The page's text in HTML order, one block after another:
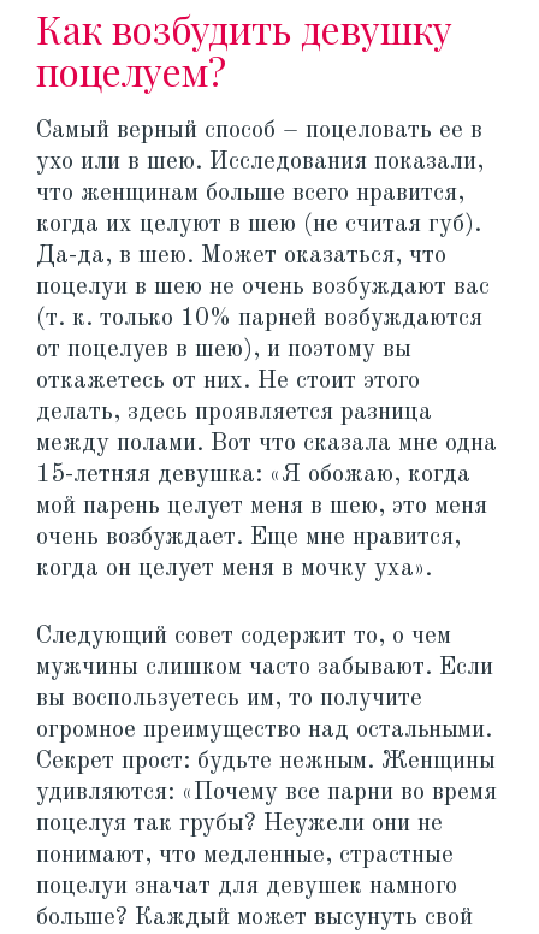
Как возбудить девушку
поцелуем?
Самый верный способ – поцеловать ее в
ухо или в шею. Исследования показали,
что женщинам больше всего нравится,
когда их целуют в шею (не считая губ).
Да-да, в шею. Может оказаться, что
поцелуи в шею не очень возбуждают вас
(т. к. только 10% парней возбуждаются
от поцелуев в шею), и поэтому вы
откажетесь от них. Не стоит этого
делать, здесь проявляется разница
между полами. Вот что сказала мне одна
15-летняя девушка: «Я обожаю, когда
мой парень целует меня в шею, это меня
очень возбуждает. Еще мне нравится,
когда он целует меня в мочку уха».
Следующий совет содержит то, о чем
мужчины слишком часто забывают. Если
вы воспользуетесь им, то получите
огромное преимущество над остальными.
Секрет прост: будьте нежным. Женщины
удивляются: «Почему все парни во время
поцелуя так грубы? Неужели они не
понимают, что медленные, страстные
поцелуи значат для девушек намного
больше? Каждый может высунуть свой